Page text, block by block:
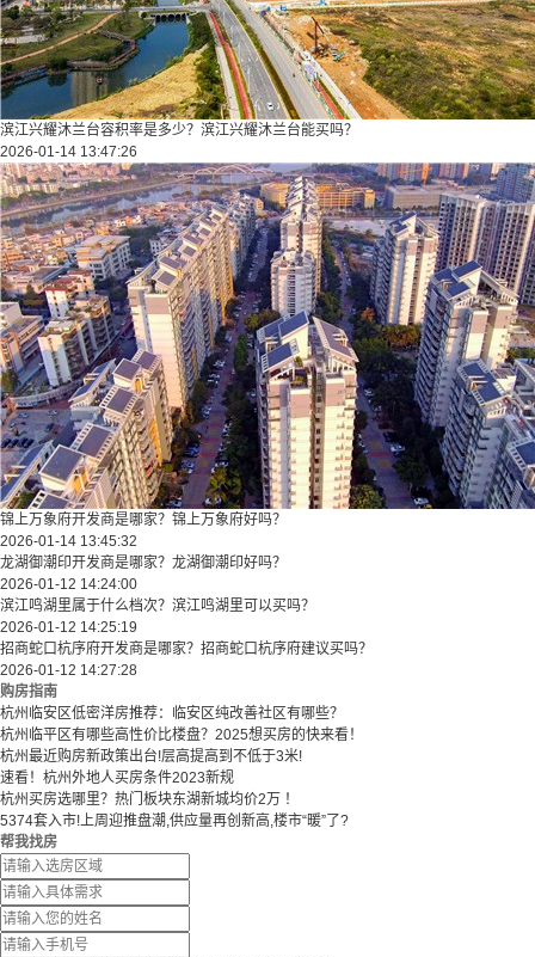
滨江兴耀沐兰台容积率是多少？滨江兴耀沐兰台能买吗？
2026-01-14 13:47:26
锦上万象府开发商是哪家？锦上万象府好吗？
2026-01-14 13:45:32
龙湖御潮印开发商是哪家？龙湖御潮印好吗？
2026-01-12 14:24:00
滨江鸣湖里属于什么档次？滨江鸣湖里可以买吗？
2026-01-12 14:25:19
招商蛇口杭序府开发商是哪家？招商蛇口杭序府建议买吗？
2026-01-12 14:27:28
购房指南
杭州临安区低密洋房推荐：临安区纯改善社区有哪些？
​​杭州临平区有哪些高性价比楼盘？2025想买房的快来看！​
杭州最近购房新政策出台!层高提高到不低于3米!
速看！杭州外地人买房条件2023新规
杭州买房选哪里？热门板块东湖新城均价2万 ！
5374套入市!上周迎推盘潮,供应量再创新高,楼市“暖”了?
帮我找房